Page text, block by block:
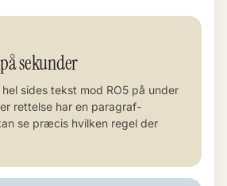
sekunder
sides tekst mod RO5 på under
rettelse har en paragraf-
se præcis hvilken regel der